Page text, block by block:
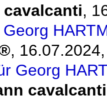
,
,
Georg
cavalcanti